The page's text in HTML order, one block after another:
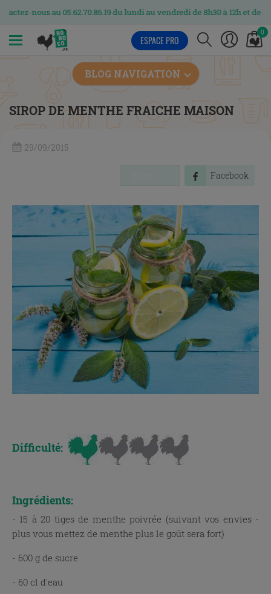
au 05.62.70.86.19 du lundi au vendredi de 8h30 à 12h et de 13h30 à 17h
0
ESPACE PRO
BLOG NAVIGATION
SIROP DE MENTHE FRAICHE MAISON
29/09/2015
Facebook
Difficulté:
Ingrédients:
- 15 à 20 tiges de menthe poivrée (suivant vos envies -
plus vous mettez de menthe plus le goût sera fort)
- 600 g de sucre
- 60 cl d'eau